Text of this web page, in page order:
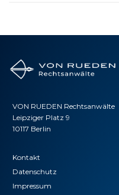
VON RUEDEN Rechtsanwälte
Leipziger Platz 9
10117 Berlin
Kontakt
Datenschutz
Impressum